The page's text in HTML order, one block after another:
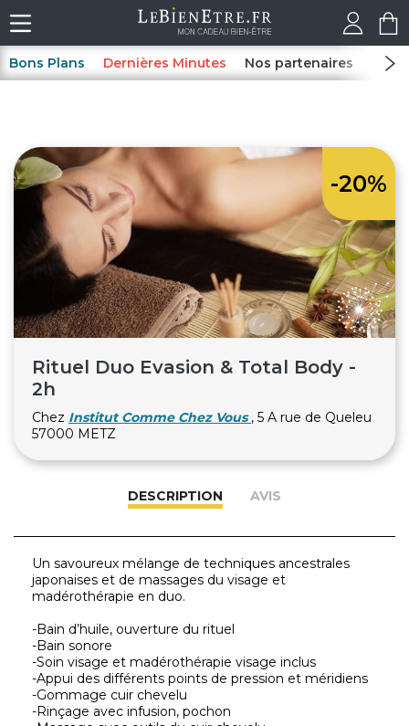
Bons Plans Dernières Minutes Nos partenaires Spas
-20%
Rituel Duo Evasion & Total Body -
2h
Chez Institut Comme Chez Vous , 5 A rue de Queleu
57000 METZ
DESCRIPTION AVIS
Un savoureux mélange de techniques ancestrales
japonaises et de massages du visage et
madérothérapie en duo.
-Bain d’huile, ouverture du rituel
-Bain sonore
-Soin visage et madérothérapie visage inclus
-Appui des différents points de pression et méridiens
-Gommage cuir chevelu
-Rinçage avec infusion, pochon